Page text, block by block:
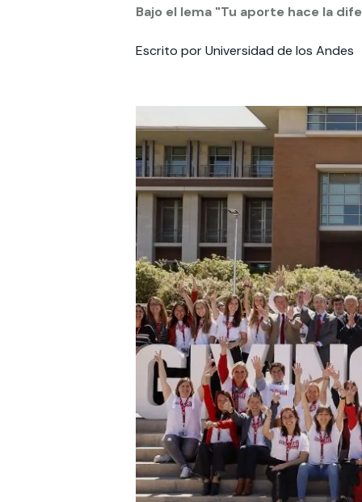
Bajo el lema "Tu aporte hace la
Escrito por Universidad de los Andes